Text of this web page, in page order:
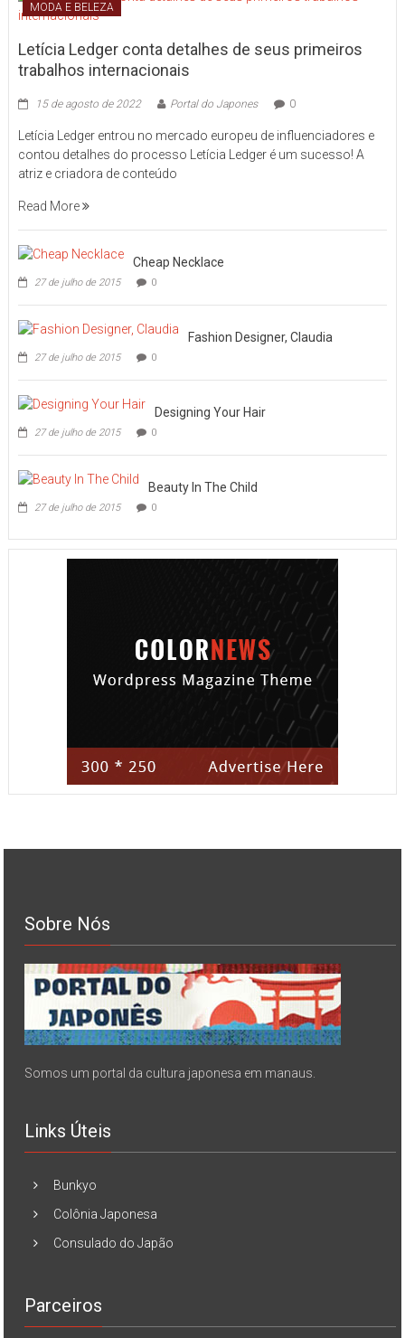
MODA E BELEZA
Letícia Ledger conta detalhes de seus primeiros
trabalhos internacionais
15 de agosto de 2022 Portal do Japones 0
Letícia Ledger entrou no mercado europeu de influenciadores e
contou detalhes do processo Letícia Ledger é um sucesso! A
atriz e criadora de conteúdo
Read More
Cheap Necklace
27 de julho de 2015 0
Fashion Designer, Claudia
27 de julho de 2015 0
Designing Your Hair
27 de julho de 2015 0
Beauty In The Child
27 de julho de 2015 0
Sobre Nós
Somos um portal da cultura japonesa em manaus.
Links Úteis
Bunkyo
Colônia Japonesa
Consulado do Japão
Parceiros